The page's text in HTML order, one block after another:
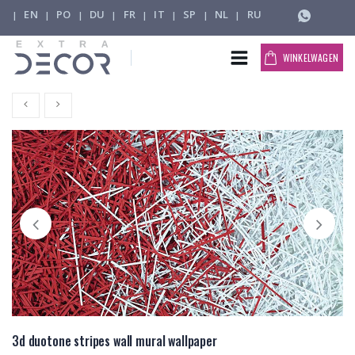
| EN | PO | DU | FR | IT | SP | NL | RU
WINKELWAGEN
3d duotone stripes wall mural wallpaper